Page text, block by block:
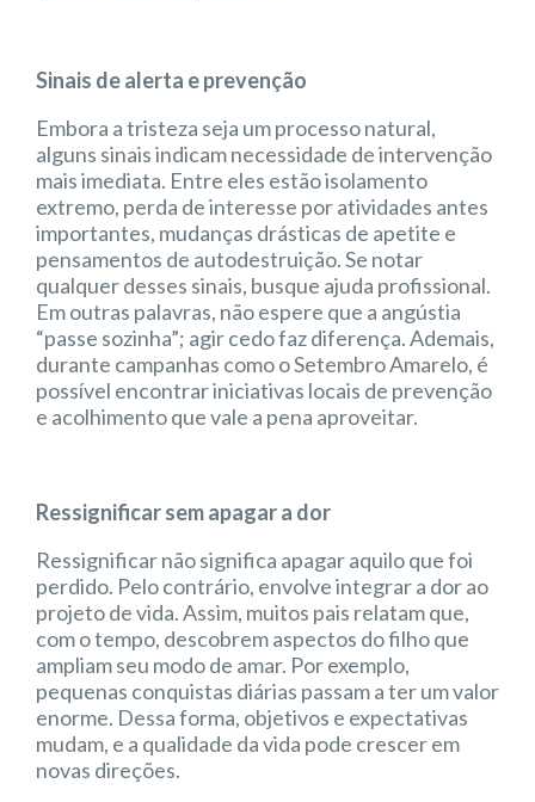
Sinais de alerta e prevenção
Embora a tristeza seja um processo natural,
alguns sinais indicam necessidade de intervenção
mais imediata. Entre eles estão isolamento
extremo, perda de interesse por atividades antes
importantes, mudanças drásticas de apetite e
pensamentos de autodestruição. Se notar
qualquer desses sinais, busque ajuda profissional.
Em outras palavras, não espere que a angústia
“passe sozinha”; agir cedo faz diferença. Ademais,
durante campanhas como o Setembro Amarelo, é
possível encontrar iniciativas locais de prevenção
e acolhimento que vale a pena aproveitar.
Ressignificar sem apagar a dor
Ressignificar não significa apagar aquilo que foi
perdido. Pelo contrário, envolve integrar a dor ao
projeto de vida. Assim, muitos pais relatam que,
com o tempo, descobrem aspectos do filho que
ampliam seu modo de amar. Por exemplo,
pequenas conquistas diárias passam a ter um valor
enorme. Dessa forma, objetivos e expectativas
mudam, e a qualidade da vida pode crescer em
novas direções.